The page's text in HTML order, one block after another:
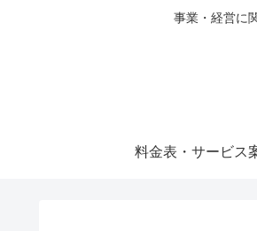
事業・経営に
料金表・サービス